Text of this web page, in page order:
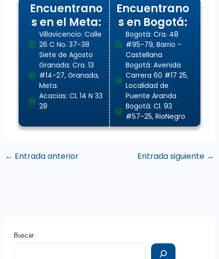
Encuentrano
s en el Meta:
Villavicencio: Calle
26 C No. 37-38
Siete de Agosto
Granada: Cra. 13
#14-27, Granada,
Meta.
Acacias: CL 14 N 33
28
Encuentrano
s en Bogotá:
Bogotá: Cra. 48
#95-79, Barrio -
Castellana
Bogotá: Avenida
Carrera 60 #17 25,
Localidad de
Puente Aranda
Bogotá: Cl. 93
#57-25, RioNegro
← Entrada anterior Entrada siguiente →
Buscar